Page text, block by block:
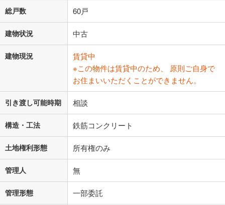
総戸数 60戸
建物状況 中古
建物現況
賃貸中
※この物件は賃貸中のため、 原則ご自身で
お住まいいただくことができません。
引き渡し可能時期 相談
構造・工法 鉄筋コンクリート
土地権利形態 所有権のみ
管理人 無
管理形態 一部委託